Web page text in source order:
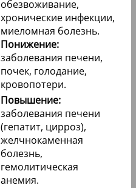
обезвоживание,
хронические инфекции,
миеломная болезнь.
Понижение:
заболевания печени,
почек, голодание,
кровопотери.
Повышение:
заболевания печени
(гепатит, цирроз),
желчнокаменная
болезнь,
гемолитическая
анемия.